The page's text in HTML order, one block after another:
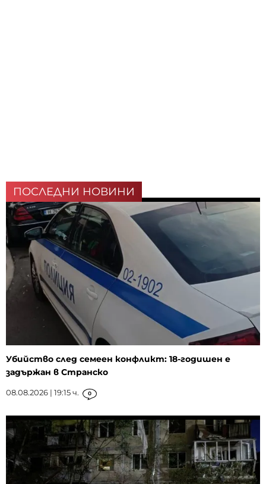
ПОСЛЕДНИ НОВИНИ
Убийство след семеен конфликт: 18-годишен е
задържан в Странско
08.08.2026 | 19:15 ч. 0